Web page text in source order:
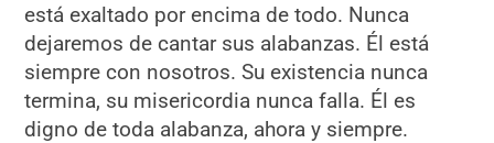
está exaltado por encima de todo. Nunca
dejaremos de cantar sus alabanzas. Él está
siempre con nosotros. Su existencia nunca
termina, su misericordia nunca falla. Él es
digno de toda alabanza, ahora y siempre.